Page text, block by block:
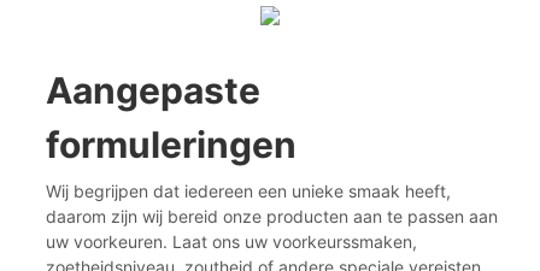
Aangepaste
formuleringen
Wij begrijpen dat iedereen een unieke smaak heeft,
daarom zijn wij bereid onze producten aan te passen aan
uw voorkeuren. Laat ons uw voorkeurssmaken,
zoetheidsniveau, zoutheid of andere speciale vereisten